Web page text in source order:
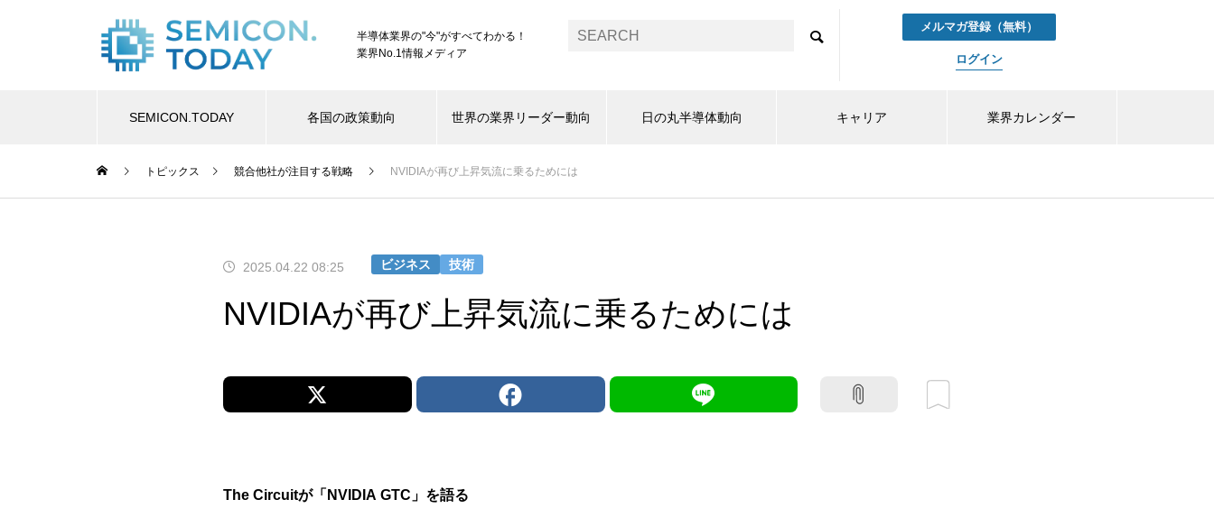
半導体業界の"今"がすべてわかる！
業界No.1情報メディア
メルマガ登録（無料）
ログイン
SEMICON.TODAY 各国の政策動向 世界の業界リーダー動向 日の丸半導体動向 キャリア 業界カレンダー
トピックス 競合他社が注目する戦略 NVIDIAが再び上昇気流に乗るためには
2025.04.22 08:25 ビジネス 技術
NVIDIAが再び上昇気流に乗るためには
The Circuitが「NVIDIA GTC」を語る